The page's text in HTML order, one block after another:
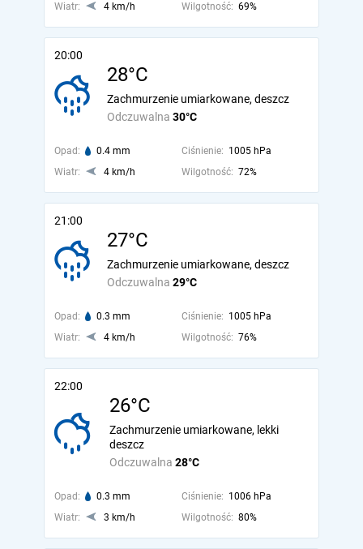
Wiatr:
4 km/h Wilgotność: 69%
20:00
28°C
Odczuwalna 30°C
Zachmurzenie umiarkowane, deszcz
Opad: 0.4 mm Ciśnienie: 1005 hPa
Wiatr:
4 km/h Wilgotność: 72%
21:00
27°C
Odczuwalna 29°C
Zachmurzenie umiarkowane, deszcz
Opad: 0.3 mm Ciśnienie: 1005 hPa
Wiatr:
4 km/h Wilgotność: 76%
22:00
26°C
Odczuwalna 28°C
Zachmurzenie umiarkowane, lekki
deszcz
Opad: 0.3 mm Ciśnienie: 1006 hPa
Wiatr:
3 km/h Wilgotność: 80%